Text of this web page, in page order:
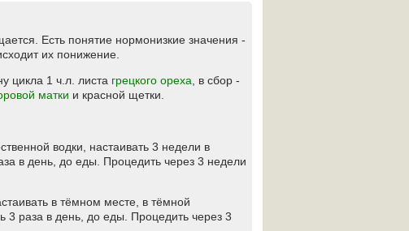
Есть понятие нормонизкие значения -
их понижение.
цикла 1 ч.л. листа грецкого ореха , в сбор -
матки и красной щетки.
водки, настаивать 3 недели в
в день, до еды. Процедить через 3 недели
в тёмном месте, в тёмной
3 раза в день, до еды. Процедить через 3